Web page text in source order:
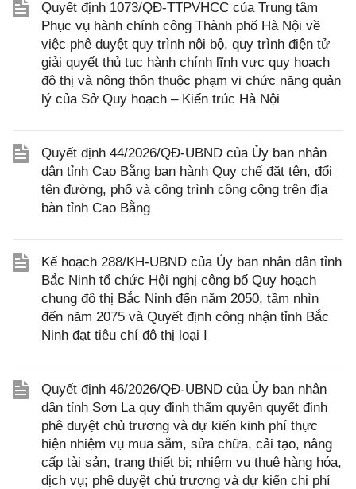
Quyết định 1073/QĐ-TTPVHCC của Trung tâm
Phục vụ hành chính công Thành phố Hà Nội về
việc phê duyệt quy trình nội bộ, quy trình điện tử
giải quyết thủ tục hành chính lĩnh vực quy hoạch
đô thị và nông thôn thuộc phạm vi chức năng quản
lý của Sở Quy hoạch – Kiến trúc Hà Nội
Quyết định 44/2026/QĐ-UBND của Ủy ban nhân
dân tỉnh Cao Bằng ban hành Quy chế đặt tên, đổi
tên đường, phố và công trình công cộng trên địa
bàn tỉnh Cao Bằng
Kế hoạch 288/KH-UBND của Ủy ban nhân dân tỉnh
Bắc Ninh tổ chức Hội nghị công bố Quy hoạch
chung đô thị Bắc Ninh đến năm 2050, tầm nhìn
đến năm 2075 và Quyết định công nhận tỉnh Bắc
Ninh đạt tiêu chí đô thị loại I
Quyết định 46/2026/QĐ-UBND của Ủy ban nhân
dân tỉnh Sơn La quy định thẩm quyền quyết định
phê duyệt chủ trương và dự kiến kinh phí thực
hiện nhiệm vụ mua sắm, sửa chữa, cải tạo, nâng
cấp tài sản, trang thiết bị; nhiệm vụ thuê hàng hóa,
dịch vụ; phê duyệt chủ trương và dự kiến chi phí